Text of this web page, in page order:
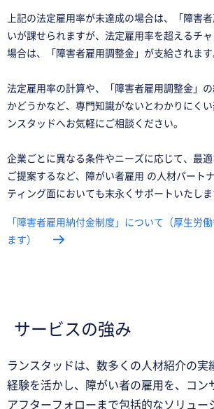
上記の法定雇用率が未達成の場合は、「障害
いが課せられますが、法定雇用率を超えるチ
場合は、「障害者雇用調整金」が支給されます
法定雇用率の計算や、「障害者雇用調整金」
かどうかなど、専門知識がないとわかりにく
ンスタッドへお気軽にご相談ください。
企業ごとに異なる条件やニーズに応じて、最
ご提案するなど、障がい者雇用 の人材パート
ティング面においても末永くサポートいたしま
「障害者雇用納付金制度」について（厚生労
ます）
サービスの強み
ランスタッドは、数多くの人材紹介の実
経験を活かし、障がい者の雇用を、コン
アフターフォローまで包括的なソリュー